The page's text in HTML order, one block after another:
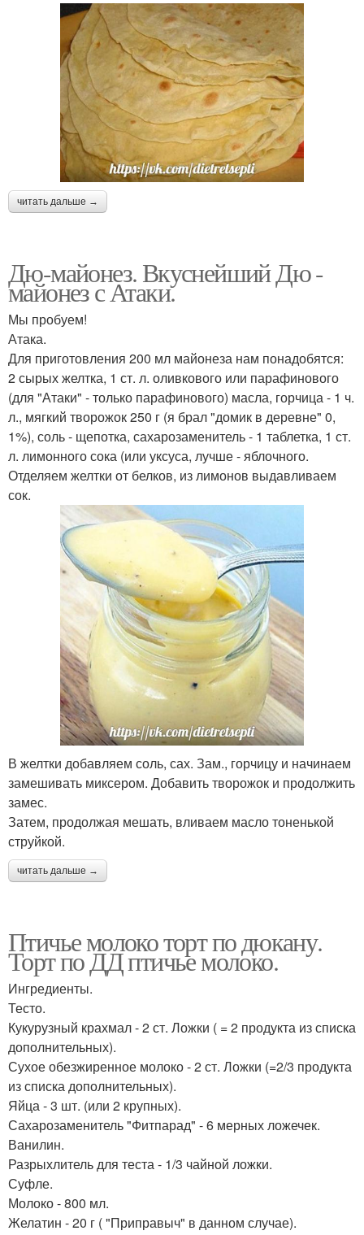
читать дальше →
Дю-майонез. Вкуснейший Дю -
майонез с Атаки.
Мы пробуем!
Атака.
Для приготовления 200 мл майонеза нам понадобятся:
2 сырых желтка, 1 ст. л. оливкового или парафинового
(для "Атаки" - только парафинового) масла, горчица - 1 ч.
л., мягкий творожок 250 г (я брал "домик в деревне" 0,
1%), соль - щепотка, сахарозаменитель - 1 таблетка, 1 ст.
л. лимонного сока (или уксуса, лучше - яблочного.
Отделяем желтки от белков, из лимонов выдавливаем
сок.
В желтки добавляем соль, сах. Зам., горчицу и начинаем
замешивать миксером. Добавить творожок и продолжить
замес.
Затем, продолжая мешать, вливаем масло тоненькой
струйкой.
читать дальше →
Птичье молоко торт по дюкану.
Торт по ДД птичье молоко.
Ингредиенты.
Тесто.
Кукурузный крахмал - 2 ст. Ложки ( = 2 продукта из списка
дополнительных).
Сухое обезжиренное молоко - 2 ст. Ложки (=2/3 продукта
из списка дополнительных).
Яйца - 3 шт. (или 2 крупных).
Сахарозаменитель "Фитпарад" - 6 мерных ложечек.
Ванилин.
Разрыхлитель для теста - 1/3 чайной ложки.
Суфле.
Молоко - 800 мл.
Желатин - 20 г ( "Приправыч" в данном случае).